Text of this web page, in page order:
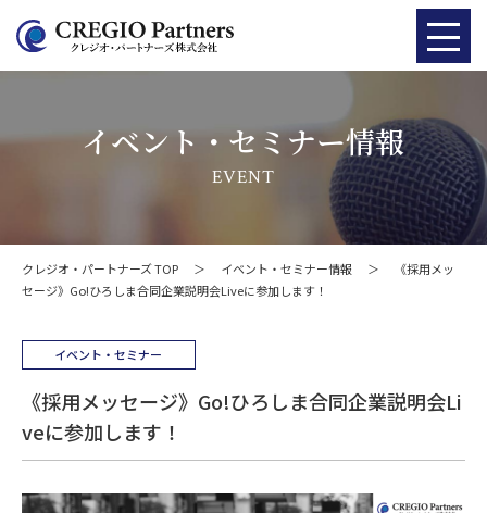
イベント・セミナー情報
EVENT
クレジオ・パートナーズ TOP ＞ イベント・セミナー情報 ＞
《採用メッ
セージ》Go!ひろしま合同企業説明会Liveに参加します！
イベント・セミナー
《採用メッセージ》Go!ひろしま合同企業説明会Li
veに参加します！